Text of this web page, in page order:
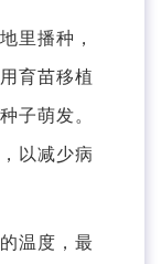
里播种，
育苗移植
子萌发。
以减少病
温度，最